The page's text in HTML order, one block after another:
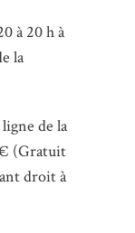
à 20 h à
la
de la
€ (Gratuit
droit à